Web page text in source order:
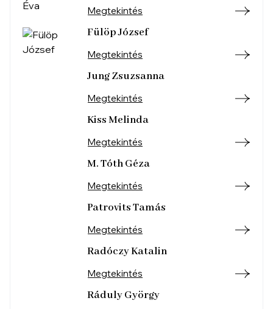
Megtekintés
Fülöp József
Megtekintés
Jung Zsuzsanna
Megtekintés
Kiss Melinda
Megtekintés
M. Tóth Géza
Megtekintés
Patrovits Tamás
Megtekintés
Radóczy Katalin
Megtekintés
Ráduly György